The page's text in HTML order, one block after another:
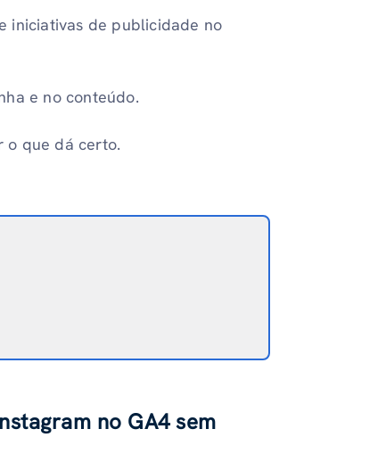
iniciativas de publicidade no
e no conteúdo.
o que dá certo.
no GA4 sem